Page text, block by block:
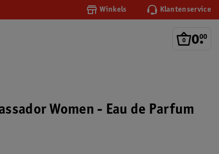
Winkels Klantenservice
0.
00
Women - Eau de Parfum